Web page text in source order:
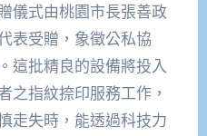
儀式由桃園市長張善政
表受贈，象徵公私協
這批精良的設備將投入
之指紋捺印服務工作，
走失時，能透過科技力